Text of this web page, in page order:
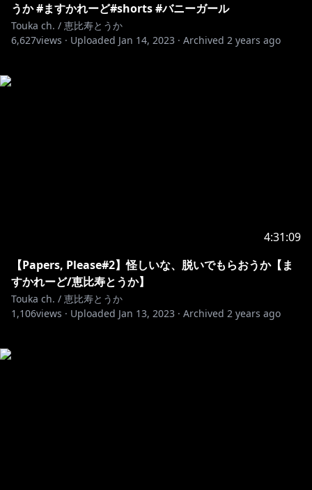
うか #ますかれーど#shorts #バニーガール
Touka ch. / 恵比寿とうか
6,627views · Uploaded Jan 14, 2023 · Archived 2 years ago
4:31:09
【Papers, Please#2】怪しいな、脱いでもらおうか【ま
すかれーど/恵比寿とうか】
Touka ch. / 恵比寿とうか
1,106views · Uploaded Jan 13, 2023 · Archived 2 years ago